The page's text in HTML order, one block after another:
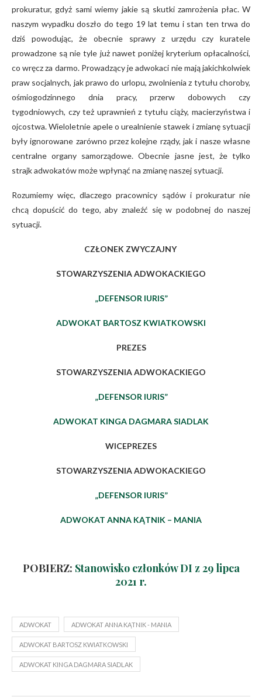
prokuratur, gdyż sami wiemy jakie są skutki zamrożenia płac. W
naszym wypadku doszło do tego 19 lat temu i stan ten trwa do
dziś powodując, że obecnie sprawy z urzędu czy kuratele
prowadzone są nie tyle już nawet poniżej kryterium opłacalności,
co wręcz za darmo. Prowadzący je adwokaci nie mają jakichkolwiek
praw socjalnych, jak prawo do urlopu, zwolnienia z tytułu choroby,
ośmiogodzinnego dnia pracy, przerw dobowych czy
tygodniowych, czy też uprawnień z tytułu ciąży, macierzyństwa i
ojcostwa. Wieloletnie apele o urealnienie stawek i zmianę sytuacji
były ignorowane zarówno przez kolejne rządy, jak i nasze własne
centralne organy samorządowe. Obecnie jasne jest, że tylko
strajk adwokatów może wpłynąć na zmianę naszej sytuacji.
Rozumiemy więc, dlaczego pracownicy sądów i prokuratur nie
chcą dopuścić do tego, aby znaleźć się w podobnej do naszej
sytuacji.
CZŁONEK ZWYCZAJNY
STOWARZYSZENIA ADWOKACKIEGO
„DEFENSOR IURIS”
ADWOKAT BARTOSZ KWIATKOWSKI
PREZES
STOWARZYSZENIA ADWOKACKIEGO
„DEFENSOR IURIS”
ADWOKAT KINGA DAGMARA SIADLAK
WICEPREZES
STOWARZYSZENIA ADWOKACKIEGO
„DEFENSOR IURIS”
ADWOKAT ANNA KĄTNIK – MANIA
POBIERZ: Stanowisko członków DI z 29 lipca
2021 r.
ADWOKAT ADWOKAT ANNA KĄTNIK - MANIA
ADWOKAT BARTOSZ KWIATKOWSKI
ADWOKAT KINGA DAGMARA SIADLAK